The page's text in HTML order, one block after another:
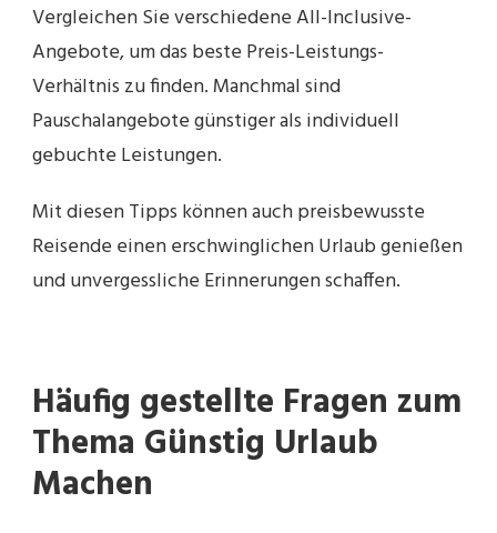
Vergleichen Sie verschiedene All-Inclusive-
Angebote, um das beste Preis-Leistungs-
Verhältnis zu finden. Manchmal sind
Pauschalangebote günstiger als individuell
gebuchte Leistungen.
Mit diesen Tipps können auch preisbewusste
Reisende einen erschwinglichen Urlaub genießen
und unvergessliche Erinnerungen schaffen.
Häufig gestellte Fragen zum
Thema Günstig Urlaub
Machen